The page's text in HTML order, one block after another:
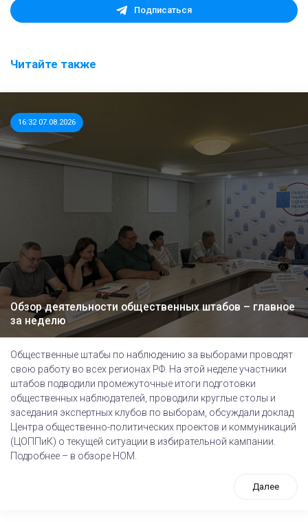
Подписаться
Читайте также
16:32 07.08.2026
Обзор деятельности общественных штабов – главное
за неделю
Общественные штабы по наблюдению за выборами проводят
свою работу во всех регионах РФ. На этой неделе участники
штабов подводили промежуточные итоги подготовки
общественных наблюдателей, проводили круглые столы и
заседания экспертных клубов по выборам, обсуждали доклад
Центра общественно-политических проектов и коммуникаций
(ЦОППиК) о текущей ситуации в избирательной кампании.
Подробнее – в обзоре НОМ.
Далее